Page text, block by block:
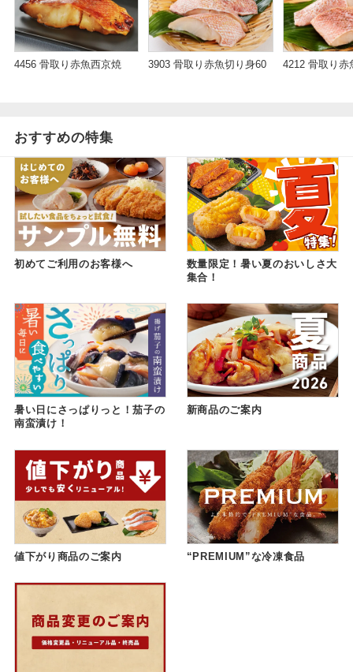
4456 骨取り赤魚西京焼 3903 骨取り赤魚切り身60 4212 骨取り赤
おすすめの特集
初めてご利用のお客様へ
数量限定！暑い夏のおいしさ大
集合！
暑い日にさっぱりっと！茄子の
南蛮漬け！
新商品のご案内
値下がり商品のご案内 “PREMIUM”な冷凍食品